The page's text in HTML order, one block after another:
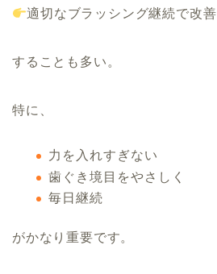
適切なブラッシング継続で改善
することも多い。
特に、
力を入れすぎない
歯ぐき境目をやさしく
毎日継続
がかなり重要です。